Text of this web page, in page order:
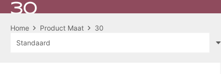
30
Home Product Maat 30